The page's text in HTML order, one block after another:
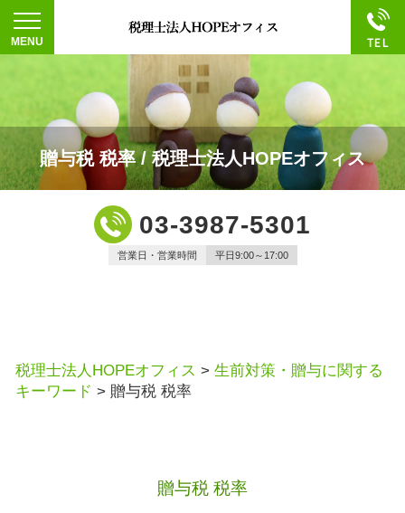
贈与税 税率 / 税理士法人HOPEオフィス
03-3987-5301
営業日・営業時間 平日9:00～17:00
税理士法人HOPEオフィス > 生前対策・贈与に関する
キーワード > 贈与税 税率
贈与税 税率